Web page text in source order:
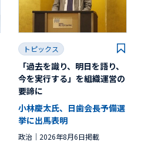
トピックス
「過去を識り、明日を語り、
今を実行する」を組織運営の
要諦に
小林慶太氏、日歯会長予備選
挙に出馬表明
政治 2026年8月6日掲載